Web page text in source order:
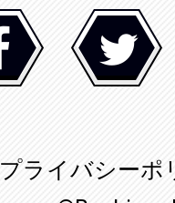
プライバシーポ